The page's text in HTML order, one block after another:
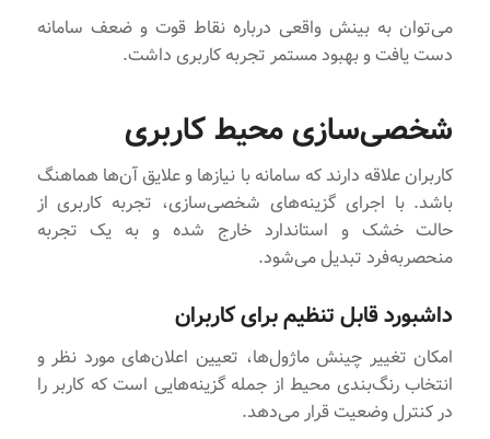
می‌توان به بینش واقعی درباره نقاط قوت و ضعف سامانه
دست یافت و بهبود مستمر تجربه کاربری داشت.
شخصی‌سازی محیط کاربری
کاربران علاقه دارند که سامانه با نیازها و علایق آن‌ها هماهنگ
باشد. با اجرای گزینه‌های شخصی‌سازی، تجربه کاربری از
حالت خشک و استاندارد خارج شده و به یک تجربه
منحصربه‌فرد تبدیل می‌شود.
داشبورد قابل تنظیم برای کاربران
امکان تغییر چینش ماژول‌ها، تعیین اعلان‌های مورد نظر و
انتخاب رنگ‌بندی محیط از جمله گزینه‌هایی است که کاربر را
در کنترل وضعیت قرار می‌دهد.